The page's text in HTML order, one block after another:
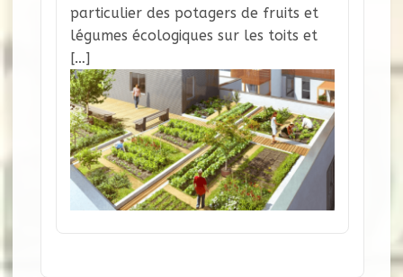
particulier des potagers de fruits et
légumes écologiques sur les toits et
[…]